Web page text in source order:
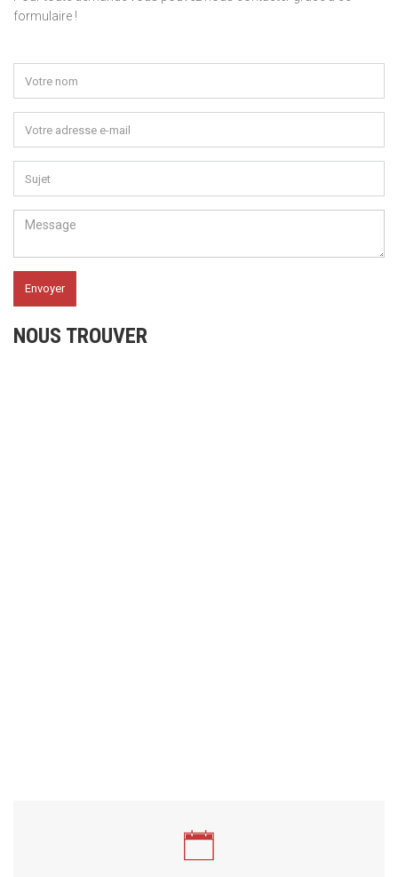
formulaire !
NOUS TROUVER